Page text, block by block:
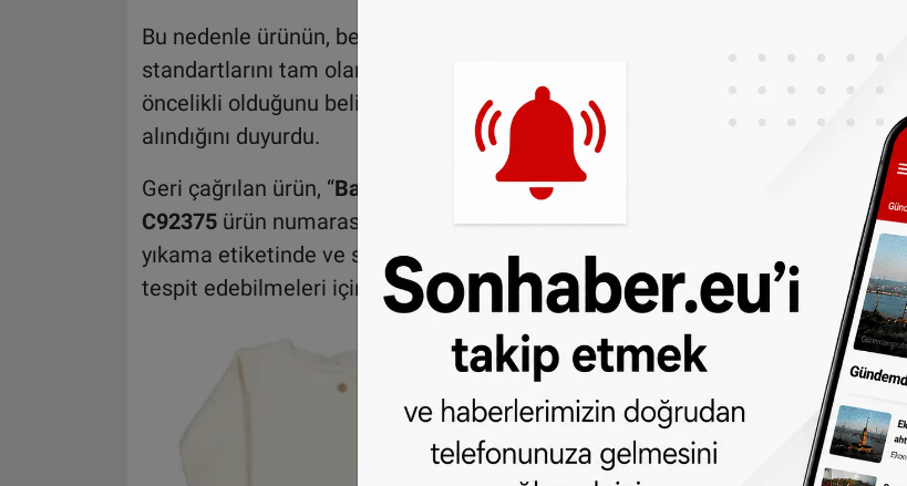
Bu nedenle ürünün, bebek tekstil ürünlerine yönelik Avrupa güvenlik
standartlarını tam olarak karşılamadığı açıklandı. Zeeman, tüketici güvenliğinin
öncelikli olduğunu belirterek ihtiyati tedbir kapsamında geri çağırma kararı
alındığını duyurdu.
Geri çağrılan ürün, “Baby vestje ” (bebek yeleği) adıyla satılan ve
C92375 ürün numarasını taşıyan model. Ürün numarası, yeleğin iç kısmındaki
yıkama etiketinde ve satış fişinde yer alıyor.
Zeeman
, tüketicilerin doğru ürünü
tespit edebilmeleri için etiket bilgilerini kontrol etmeleri gerektiğini hatırlattı.